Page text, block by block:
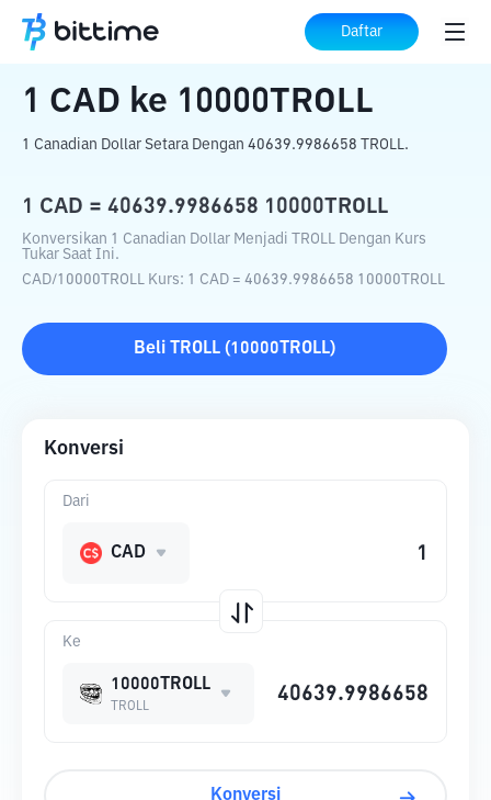
Daftar
Beranda Konverter Kripto ke 10000TROLL
1 CAD ke 10000TROLL
1 Canadian Dollar Setara Dengan 40639.9986658 TROLL.
1 CAD = 40639.9986658 10000TROLL
Konversikan 1 Canadian Dollar Menjadi TROLL Dengan Kurs
Tukar Saat Ini.
CAD/10000TROLL Kurs: 1 CAD = 40639.9986658 10000TROLL
Beli TROLL (10000TROLL)
Konversi
Ke
10000TROLL
TROLL
Dari
CAD
Konversi